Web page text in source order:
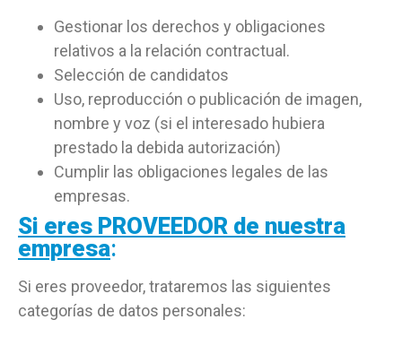
Gestionar los derechos y obligaciones
relativos a la relación contractual.
Selección de candidatos
Uso, reproducción o publicación de imagen,
nombre y voz (si el interesado hubiera
prestado la debida autorización)
Cumplir las obligaciones legales de las
empresas.
Si eres PROVEEDOR de nuestra
empresa:
Si eres proveedor, trataremos las siguientes
categorías de datos personales: